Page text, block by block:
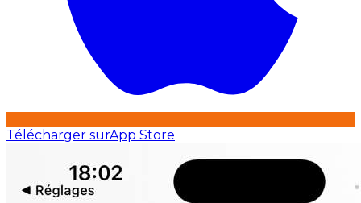
Télécharger surApp Store